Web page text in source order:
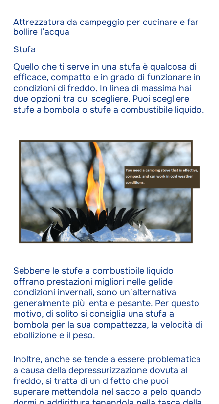
Attrezzatura da campeggio per cucinare e far
bollire l’acqua
Stufa
Quello che ti serve in una stufa è qualcosa di
efficace, compatto e in grado di funzionare in
condizioni di freddo. In linea di massima hai
due opzioni tra cui scegliere. Puoi scegliere
stufe a bombola o stufe a combustibile liquido.
Sebbene le stufe a combustibile liquido
offrano prestazioni migliori nelle gelide
condizioni invernali, sono un’alternativa
generalmente più lenta e pesante. Per questo
motivo, di solito si consiglia una stufa a
bombola per la sua compattezza, la velocità di
ebollizione e il peso.
Inoltre, anche se tende a essere problematica
a causa della depressurizzazione dovuta al
freddo, si tratta di un difetto che puoi
superare mettendola nel sacco a pelo quando